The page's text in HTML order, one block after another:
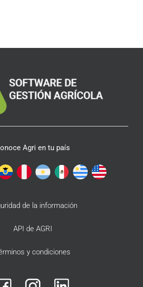
Agri en tu país
de la información
API de AGRI
y condiciones